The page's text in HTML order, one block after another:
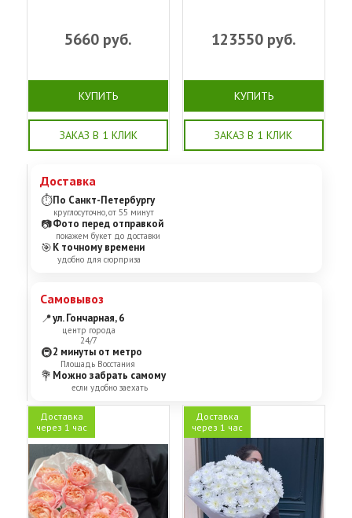
5660 руб.
КУПИТЬ
ЗАКАЗ В 1 КЛИК
123550руб.
КУПИТЬ
ЗАКАЗ В 1 КЛИК
Доставка
⏱По Санкт-Петербургу
круглосуточно, от 55 минут
📷Фото перед отправкой
покажем букет до доставки
🎯К точному времени
удобно для сюрприза
Самовывоз
📍ул. Гончарная, 6
центр города
24/7
🚇2 минуты от метро
Площадь Восстания
💐 Можно забрать самому
если удобно заехать
Доставка
через 1 час
Доставка
через 1 час